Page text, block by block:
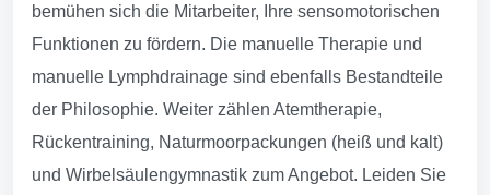
bemühen sich die Mitarbeiter, Ihre sensomotorischen
Funktionen zu fördern. Die manuelle Therapie und
manuelle Lymphdrainage sind ebenfalls Bestandteile
der Philosophie. Weiter zählen Atemtherapie,
Rückentraining, Naturmoorpackungen (heiß und kalt)
und Wirbelsäulengymnastik zum Angebot. Leiden Sie